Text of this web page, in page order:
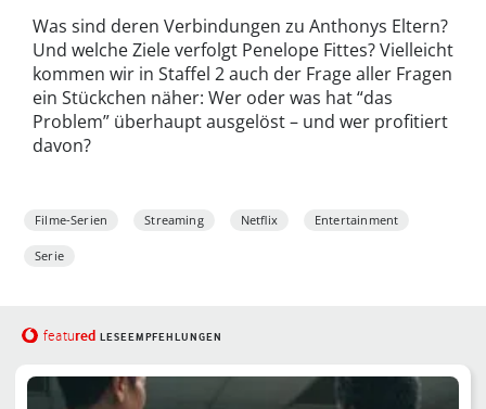
Was sind deren Verbindungen zu Anthonys Eltern?
Und welche Ziele verfolgt Penelope Fittes? Vielleicht
kommen wir in Staffel 2 auch der Frage aller Fragen
ein Stückchen näher: Wer oder was hat “das
Problem” überhaupt ausgelöst – und wer profitiert
davon?
Filme-Serien Streaming Netflix Entertainment
Serie
featured LESEEMPFEHLUNGEN